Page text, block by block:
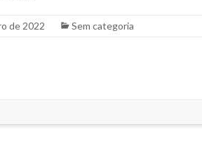
de 2022 Sem categoria